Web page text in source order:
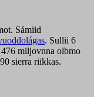
Sámiid
. Sullii 6
476 miljovnna olbmo
sierra riikkas.